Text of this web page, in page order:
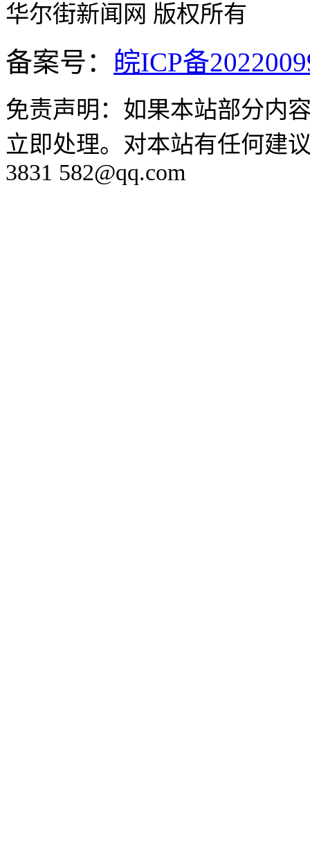
华尔街新闻网 版权所有
备案号： 皖ICP备
免责声明：如果本站部分内
立即处理。对本站有任何建
3831 582@qq.com